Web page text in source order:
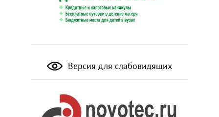
Версия для слабовидящих